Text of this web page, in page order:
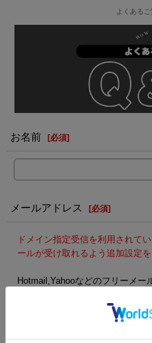
よくある
お名前 [必須]
メールアドレス [必須]
ドメイン指定受信を利用されて
ールが受け取れるよう追加設定
Hotmail,Yahooなどのフリーメー